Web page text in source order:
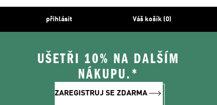
přihlásit Váš košík (0)
UŠETŘI 10% NA DALŠÍM
NÁKUPU.*
ZAREGISTRUJ SE ZDARMA